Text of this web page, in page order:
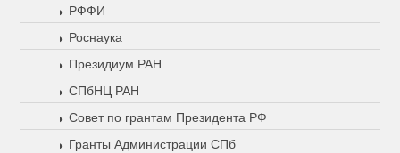
РФФИ
Роснаука
Президиум РАН
СПбНЦ РАН
Совет по грантам Президента РФ
Гранты Администрации СПб